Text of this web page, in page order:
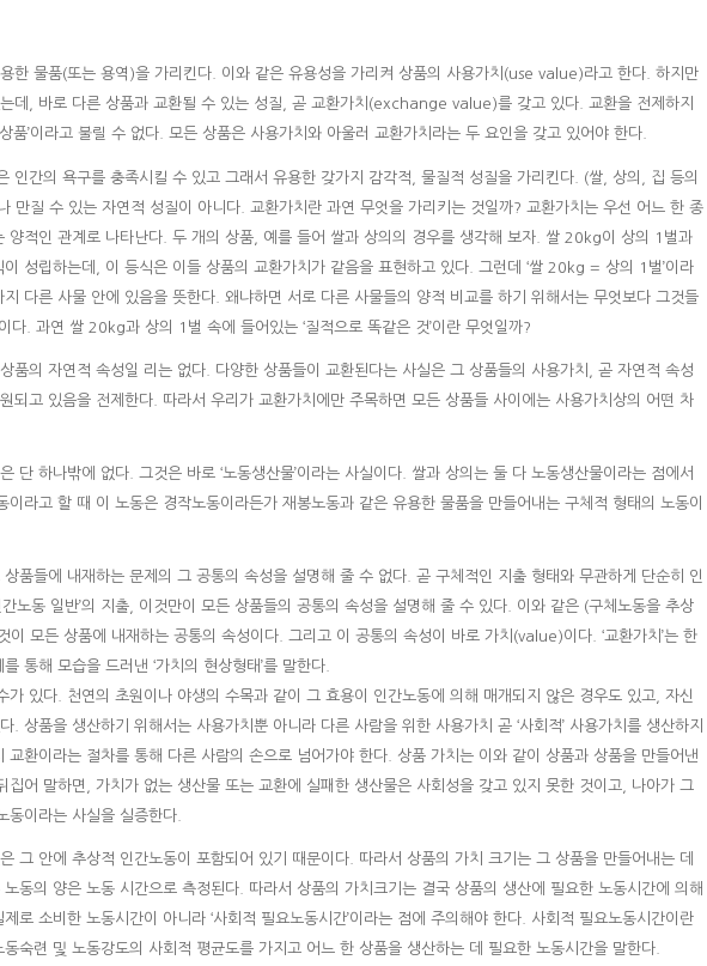
한 물품(또는 용역)을 가리킨다. 이와 같은 유용성을 가리켜 상품의 사용가치(use value)라고 한다. 하지만
데, 바로 다른 상품과 교환될 수 있는 성질, 곧 교환가치(exchange value)를 갖고 있다. 교환을 전제하지
품’이라고 불릴 수 없다. 모든 상품은 사용가치와 아울러 교환가치라는 두 요인을 갖고 있어야 한다.
인간의 욕구를 충족시킬 수 있고 그래서 유용한 갖가지 감각적, 물질적 성질을 가리킨다. (쌀, 상의, 집 등의
만질 수 있는 자연적 성질이 아니다. 교환가치란 과연 무엇을 가리키는 것일까? 교환가치는 우선 어느 한 종
양적인 관계로 나타난다. 두 개의 상품, 예를 들어 쌀과 상의의 경우를 생각해 보자. 쌀 20kg이 상의 1벌과
성립하는데, 이 등식은 이들 상품의 교환가치가 같음을 표현하고 있다. 그런데 ‘쌀 20kg = 상의 1벌’이라
다른 사물 안에 있음을 뜻한다. 왜냐하면 서로 다른 사물들의 양적 비교를 하기 위해서는 무엇보다 그것들
. 과연 쌀 20kg과 상의 1벌 속에 들어있는 ‘질적으로 똑같은 것’이란 무엇일까?
품의 자연적 속성일 리는 없다. 다양한 상품들이 교환된다는 사실은 그 상품들의 사용가치, 곧 자연적 속성
되고 있음을 전제한다. 따라서 우리가 교환가치에만 주목하면 모든 상품들 사이에는 사용가치상의 어떤 차
단 하나밖에 없다. 그것은 바로 ‘노동생산물’이라는 사실이다. 쌀과 상의는 둘 다 노동생산물이라는 점에서
라고 할 때 이 노동은 경작노동이라든가 재봉노동과 같은 유용한 물품을 만들어내는 구체적 형태의 노동이
품들에 내재하는 문제의 그 공통의 속성을 설명해 줄 수 없다. 곧 구체적인 지출 형태와 무관하게 단순히 인
노동 일반’의 지출, 이것만이 모든 상품들의 공통의 속성을 설명해 줄 수 있다. 이와 같은 (구체노동을 추상
이 모든 상품에 내재하는 공통의 속성이다. 그리고 이 공통의 속성이 바로 가치(value)이다. ‘교환가치’는 한
통해 모습을 드러낸 ‘가치의 현상형태’를 말한다.
가 있다. 천연의 초원이나 야생의 수목과 같이 그 효용이 인간노동에 의해 매개되지 않은 경우도 있고, 자신
. 상품을 생산하기 위해서는 사용가치뿐 아니라 다른 사람을 위한 사용가치 곧 ‘사회적’ 사용가치를 생산하지
환이라는 절차를 통해 다른 사람의 손으로 넘어가야 한다. 상품 가치는 이와 같이 상품과 상품을 만들어낸
집어 말하면, 가치가 없는 생산물 또는 교환에 실패한 생산물은 사회성을 갖고 있지 못한 것이고, 나아가 그
동이라는 사실을 실증한다.
그 안에 추상적 인간노동이 포함되어 있기 때문이다. 따라서 상품의 가치 크기는 그 상품을 만들어내는 데
동의 양은 노동 시간으로 측정된다. 따라서 상품의 가치크기는 결국 상품의 생산에 필요한 노동시간에 의해
로 소비한 노동시간이 아니라 ‘사회적 필요노동시간’이라는 점에 주의해야 한다. 사회적 필요노동시간이란
숙련 및 노동강도의 사회적 평균도를 가지고 어느 한 상품을 생산하는 데 필요한 노동시간을 말한다.